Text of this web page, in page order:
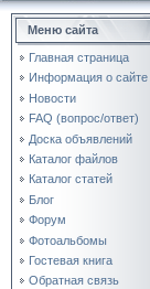
Меню сайта
Главная страница
Информация о сайте
Новости
FAQ (вопрос/ответ)
Доска объявлений
Каталог файлов
Каталог статей
Блог
Форум
Фотоальбомы
Гостевая книга
Обратная связь